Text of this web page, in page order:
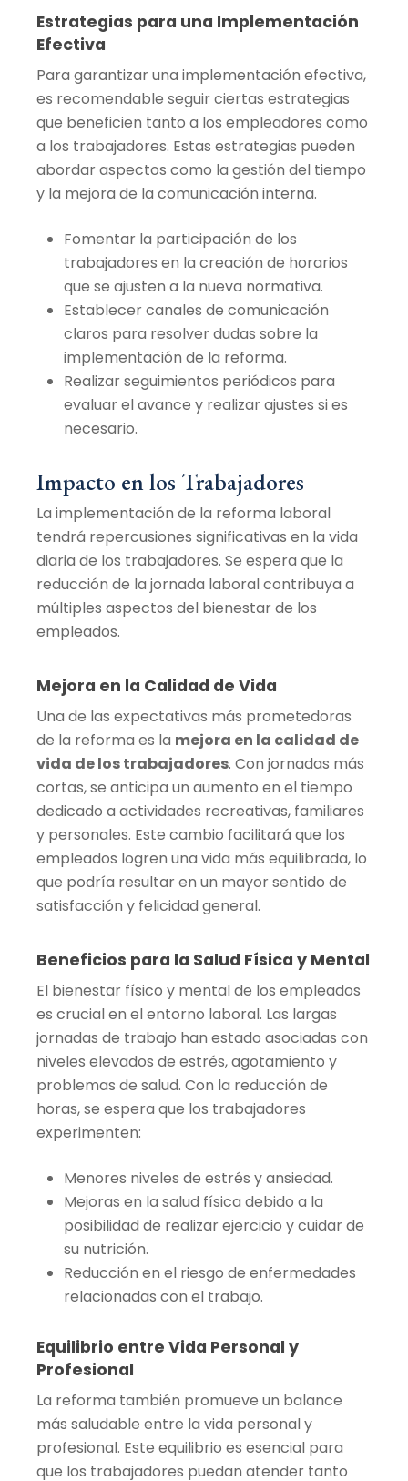
Estrategias para una Implementación
Efectiva
Para garantizar una implementación efectiva,
es recomendable seguir ciertas estrategias
que beneficien tanto a los empleadores como
a los trabajadores. Estas estrategias pueden
abordar aspectos como la gestión del tiempo
y la mejora de la comunicación interna.
Fomentar la participación de los
trabajadores en la creación de horarios
que se ajusten a la nueva normativa.
Establecer canales de comunicación
claros para resolver dudas sobre la
implementación de la reforma.
Realizar seguimientos periódicos para
evaluar el avance y realizar ajustes si es
necesario.
Impacto en los Trabajadores
La implementación de la reforma laboral
tendrá repercusiones significativas en la vida
diaria de los trabajadores. Se espera que la
reducción de la jornada laboral contribuya a
múltiples aspectos del bienestar de los
empleados.
Mejora en la Calidad de Vida
Una de las expectativas más prometedoras
de la reforma es la mejora en la calidad de
vida de los trabajadores. Con jornadas más
cortas, se anticipa un aumento en el tiempo
dedicado a actividades recreativas, familiares
y personales. Este cambio facilitará que los
empleados logren una vida más equilibrada, lo
que podría resultar en un mayor sentido de
satisfacción y felicidad general.
Beneficios para la Salud Física y Mental
El bienestar físico y mental de los empleados
es crucial en el entorno laboral. Las largas
jornadas de trabajo han estado asociadas con
niveles elevados de estrés, agotamiento y
problemas de salud. Con la reducción de
horas, se espera que los trabajadores
experimenten:
Menores niveles de estrés y ansiedad.
Mejoras en la salud física debido a la
posibilidad de realizar ejercicio y cuidar de
su nutrición.
Reducción en el riesgo de enfermedades
relacionadas con el trabajo.
Equilibrio entre Vida Personal y
Profesional
La reforma también promueve un balance
más saludable entre la vida personal y
profesional. Este equilibrio es esencial para
que los trabajadores puedan atender tanto